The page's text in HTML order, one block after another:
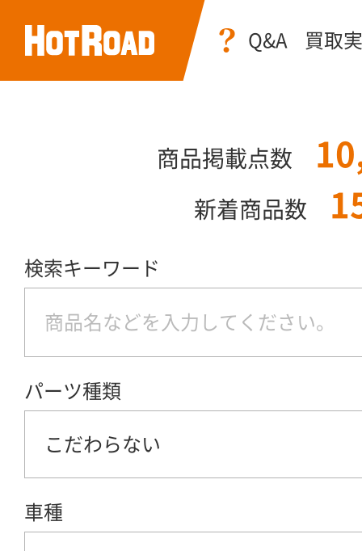
Q&A 買取
商品掲載点数
新着商品数
検索キーワード
パーツ種類
こだわらない
車種